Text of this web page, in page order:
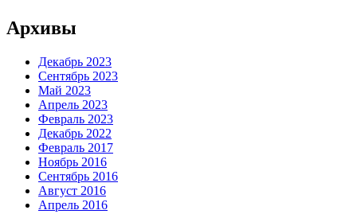
Архивы
Декабрь 2023
Сентябрь 2023
Май 2023
Апрель 2023
Февраль 2023
Декабрь 2022
Февраль 2017
Ноябрь 2016
Сентябрь 2016
Август 2016
Апрель 2016